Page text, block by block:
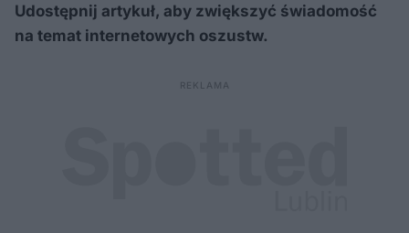
Udostępnij artykuł, aby zwiększyć świadomość
na temat internetowych oszustw.